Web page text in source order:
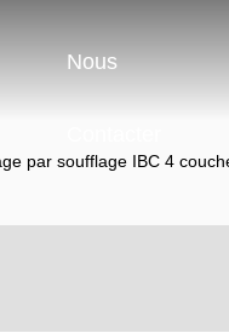
Nous
par soufflage IBC 4